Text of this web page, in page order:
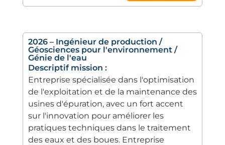
2026 – Ingénieur de production /
Géosciences pour l'environnement /
Génie de l'eau
Descriptif mission :
Entreprise spécialisée dans l'optimisation
de l'exploitation et de la maintenance des
usines d'épuration, avec un fort accent
sur l'innovation pour améliorer les
pratiques techniques dans le traitement
des eaux et des boues. Entreprise